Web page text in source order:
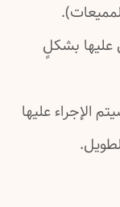
عليها بشكلٍ
الإجراء عليها